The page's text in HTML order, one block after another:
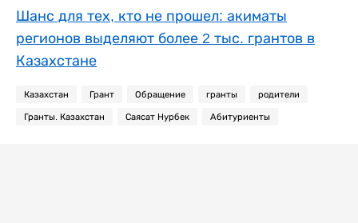
Шанс для тех, кто не прошел: акиматы
регионов выделяют более 2 тыс. грантов в
Казахстане
Казахстан Грант Обращение гранты родители
Гранты. Казахстан Саясат Нурбек Абитуриенты